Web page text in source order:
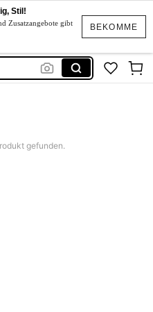
BEKOMME
Stil!
Zusatzangebote gibt
gefunden.